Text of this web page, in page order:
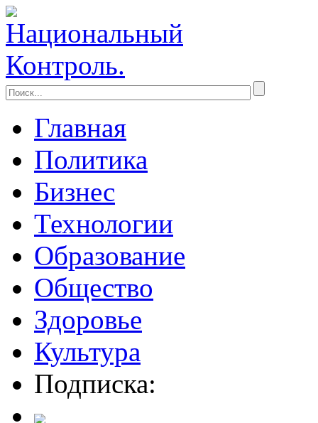
Главная
Политика
Бизнес
Технологии
Образование
Общество
Здоровье
Культура
Подписка: